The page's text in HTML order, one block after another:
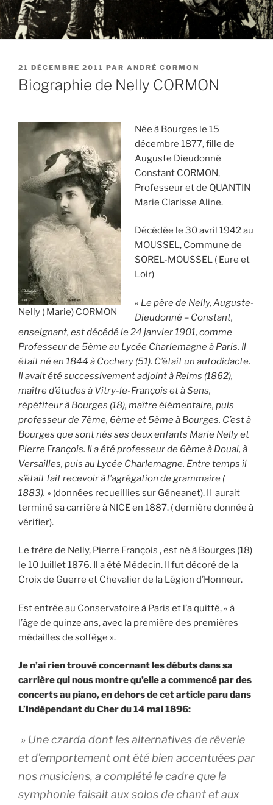
PUBLIÉ
LE
21 DÉCEMBRE 2011 PAR ANDRÉ CORMON
Biographie de Nelly CORMON
Nelly ( Marie) CORMON
Née à Bourges le 15
décembre 1877, fille de
Auguste Dieudonné
Constant CORMON,
Professeur et de QUANTIN
Marie Clarisse Aline.
Décédée le 30 avril 1942 au
MOUSSEL, Commune de
SOREL-MOUSSEL ( Eure et
Loir)
« Le père de Nelly, Auguste-
Dieudonné – Constant,
enseignant, est décédé le 24 janvier 1901, comme
Professeur de 5ème au Lycée Charlemagne à Paris. Il
était né en 1844 à Cochery (51). C’était un autodidacte.
Il avait été successivement adjoint à Reims (1862),
maître d’études à Vitry-le-François et à Sens,
répétiteur à Bourges (18), maître élémentaire, puis
professeur de 7ème, 6ème et 5ème à Bourges. C’est à
Bourges que sont nés ses deux enfants Marie Nelly et
Pierre François. Il a été professeur de 6ème à Douai, à
Versailles, puis au Lycée Charlemagne. Entre temps il
s’était fait recevoir à l’agrégation de grammaire (
1883). » (données recueillies sur Géneanet). Il aurait
terminé sa carrière à NICE en 1887. ( dernière donnée à
vérifier).
Le frère de Nelly, Pierre François , est né à Bourges (18)
le 10 Juillet 1876. Il a été Médecin. Il fut décoré de la
Croix de Guerre et Chevalier de la Légion d’Honneur.
Est entrée au Conservatoire à Paris et l’a quitté, « à
l’âge de quinze ans, avec la première des premières
médailles de solfège ».
Je n’ai rien trouvé concernant les débuts dans sa
carrière qui nous montre qu’elle a commencé par des
concerts au piano, en dehors de cet article paru dans
L’Indépendant du Cher du 14 mai 1896:
» Une czarda dont les alternatives de rêverie
et d’emportement ont été bien accentuées par
nos musiciens, a complété le cadre que la
symphonie faisait aux solos de chant et aux